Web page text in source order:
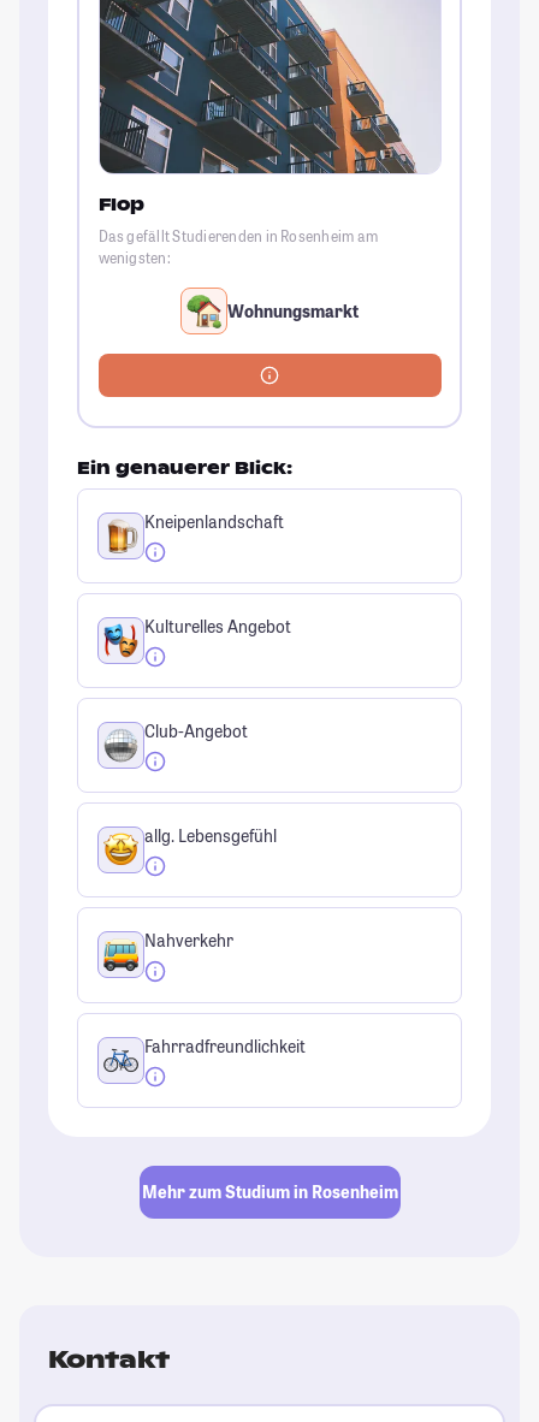
Flop
Das gefällt Studierenden in Rosenheim am
wenigsten:
Wohnungsmarkt
Ein genauerer Blick:
Kneipenlandschaft
Kulturelles Angebot
Club-Angebot
allg. Lebensgefühl
Nahverkehr
Fahrradfreundlichkeit
Mehr zum Studium in Rosenheim
Kontakt